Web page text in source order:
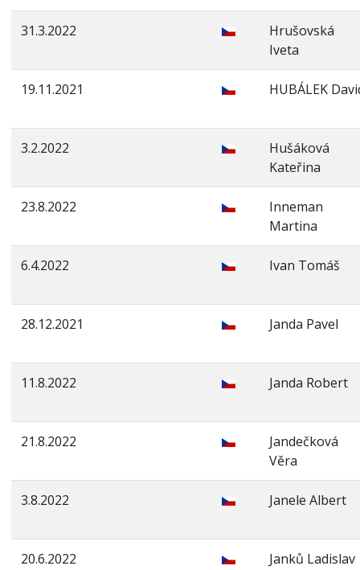
31.3.2022
Hrušovská
Iveta
19.11.2021 HUBÁLEK
3.2.2022
Hušáková
Kateřina
23.8.2022
Inneman
Martina
6.4.2022 Ivan Tomáš
28.12.2021 Janda Pavel
11.8.2022 Janda Robert
21.8.2022
Jandečková
Věra
3.8.2022 Janele Albert
20.6.2022 Janků Ladislav